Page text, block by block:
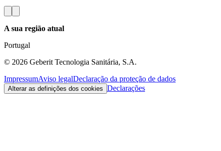
A sua região atual
Portugal
© 2026 Geberit Tecnologia Sanitária, S.A.
ImpressumAviso legalDeclaração da proteção de dados
Alterar as definições dos cookies Declarações